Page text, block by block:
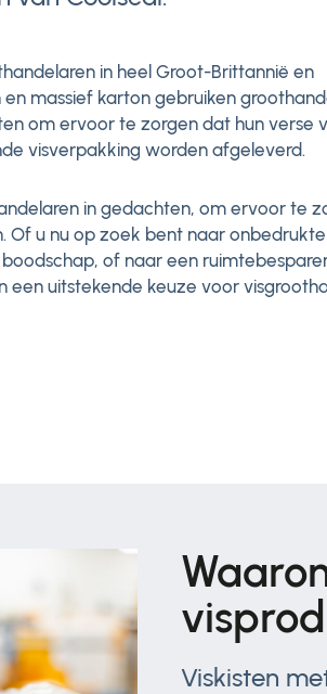
in heel Groot-Brittannië en
massief karton gebruiken
om ervoor te zorgen dat hun verse
visverpakking worden afgeleverd.
in gedachten, om ervoor te
Of u nu op zoek bent naar
of naar een
een uitstekende keuze voor
Viskisten